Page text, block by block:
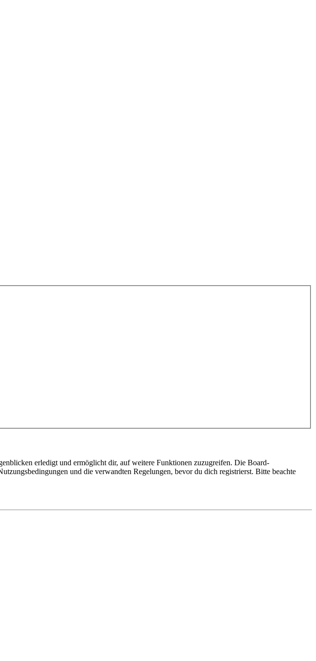
erledigt und ermöglicht dir, auf weitere Funktionen zuzugreifen. Die Board-
und die verwandten Regelungen, bevor du dich registrierst. Bitte beachte